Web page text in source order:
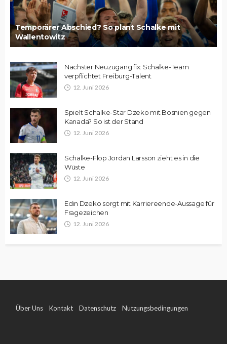
Temporärer Abschied? So plant Schalke mit
Wallentowitz
Nächster Neuzugang fix: Schalke-Team
verpflichtet Freiburg-Talent
12. Juni 2026
Spielt Schalke-Star Dzeko mit Bosnien gegen
Kanada? So ist der Stand
12. Juni 2026
Schalke-Flop Jordan Larsson zieht es in die
Wüste
12. Juni 2026
Edin Dzeko sorgt mit Karriereende-Aussage für
Fragezeichen
12. Juni 2026
Über Uns Kontakt Datenschutz Nutzungsbedingungen